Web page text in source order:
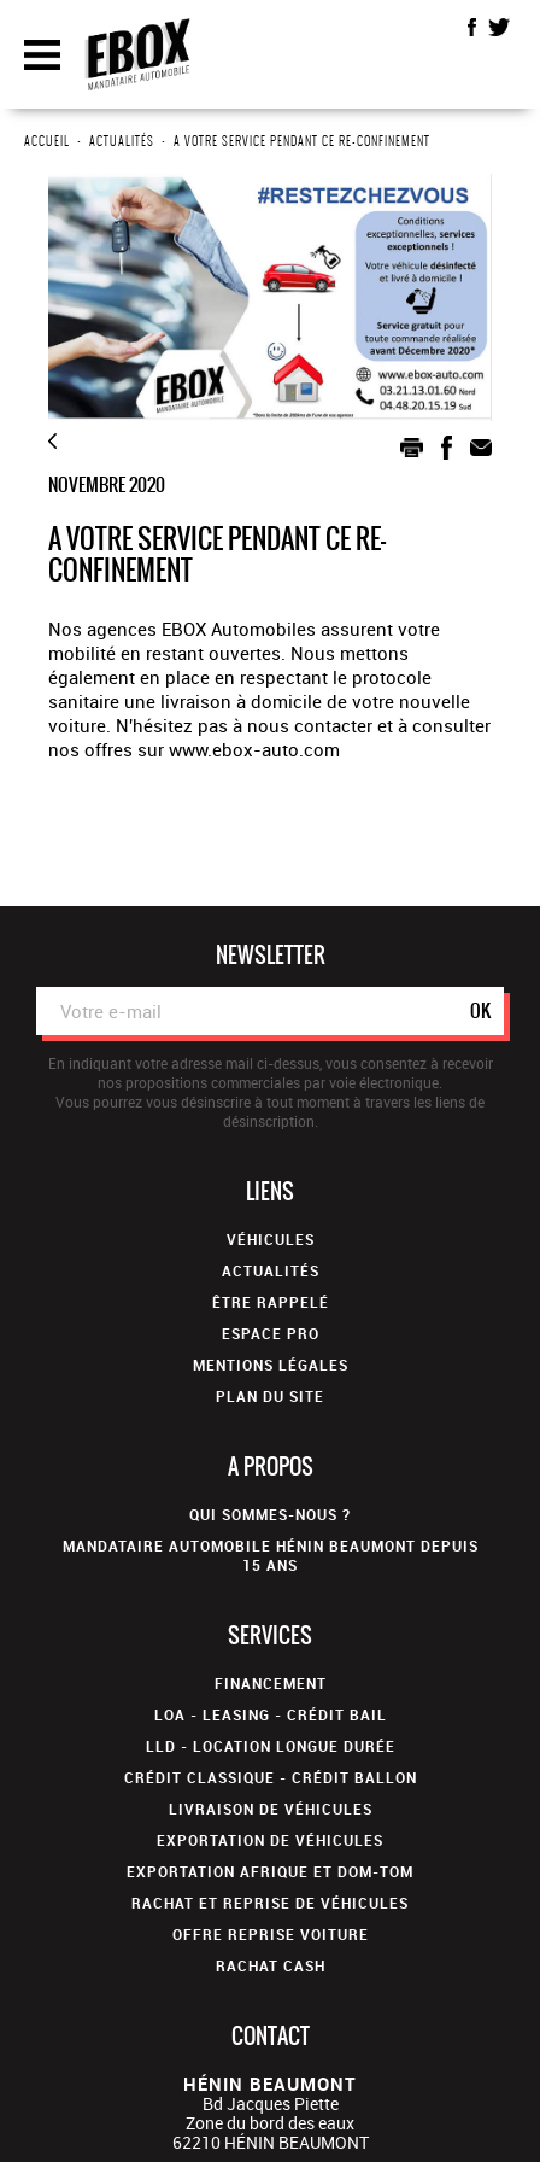
ACCUEIL • ACTUALITÉS • A VOTRE SERVICE PENDANT CE RE-CONFINEMENT
NOVEMBRE 2020
A VOTRE SERVICE PENDANT CE RE-
CONFINEMENT
Nos agences EBOX Automobiles assurent votre
mobilité en restant ouvertes. Nous mettons
également en place en respectant le protocole
sanitaire une livraison à domicile de votre nouvelle
voiture. N'hésitez pas à nous contacter et à consulter
nos offres sur www.ebox-auto.com
NEWSLETTER
OK
En indiquant votre adresse mail ci-dessus, vous consentez à recevoir
nos propositions commerciales par voie électronique.
Vous pourrez vous désinscrire à tout moment à travers les liens de
désinscription.
LIENS
VÉHICULES
ACTUALITÉS
ÊTRE RAPPELÉ
ESPACE PRO
MENTIONS LÉGALES
PLAN DU SITE
A PROPOS
QUI SOMMES-NOUS ?
MANDATAIRE AUTOMOBILE HÉNIN BEAUMONT DEPUIS
15 ANS
SERVICES
FINANCEMENT
LOA - LEASING - CRÉDIT BAIL
LLD - LOCATION LONGUE DURÉE
CRÉDIT CLASSIQUE - CRÉDIT BALLON
LIVRAISON DE VÉHICULES
EXPORTATION DE VÉHICULES
EXPORTATION AFRIQUE ET DOM-TOM
RACHAT ET REPRISE DE VÉHICULES
OFFRE REPRISE VOITURE
RACHAT CASH
CONTACT
HÉNIN BEAUMONT
Bd Jacques Piette
Zone du bord des eaux
62210 HÉNIN BEAUMONT